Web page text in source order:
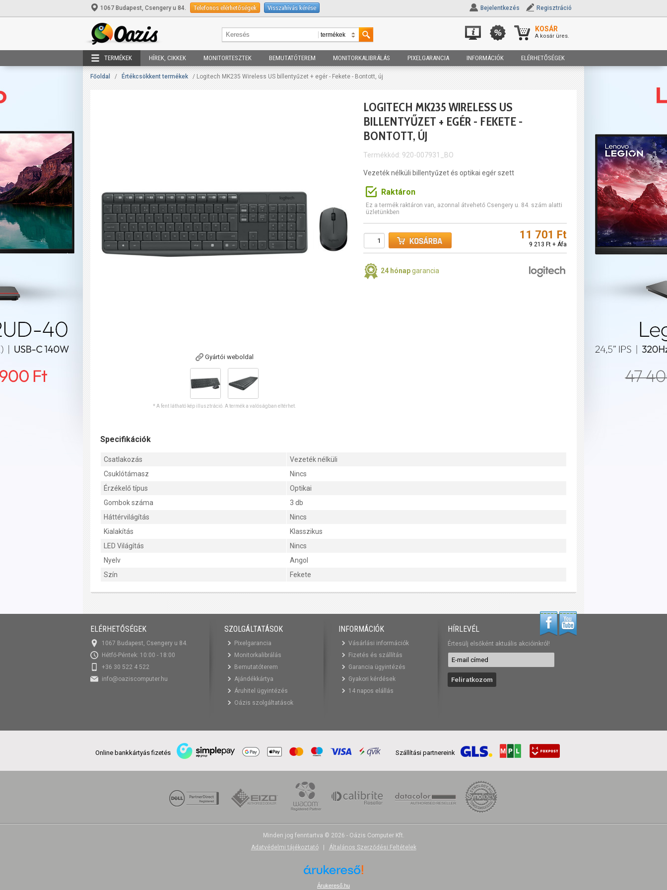
1067 Budapest, Csengery u 84. Telefonos elérhetőségek Visszahívás kérése Bejelentkezés Regisztráció
KOSÁR
A kosár üres.
TERMÉKEK HÍREK, CIKKEK MONITORTESZTEK BEMUTATÓTEREM MONITORKALIBRÁLÁS PIXELGARANCIA INFORMÁCIÓK ELÉRHETŐSÉGEK
Főoldal / Értékcsökkent termékek / Logitech MK235 Wireless US billentyűzet + egér - Fekete - Bontott, új
Gyártói weboldal
* A fent látható kép illusztráció. A termék a valóságban eltérhet.
LOGITECH MK235 WIRELESS US
BILLENTYŰZET + EGÉR - FEKETE -
BONTOTT, ÚJ
Termékkód: 920-007931_BO
Vezeték nélküli billentyűzet és optikai egér szett
Raktáron
Ez a termék raktáron van, azonnal átvehető Csengery u. 84. szám alatti
üzletünkben
11 701 Ft
9 213 Ft + Áfa
24 hónapgarancia
Specifikációk
Csatlakozás
Vezeték nélküli
Csuklótámasz
Nincs
Érzékelő típus
Optikai
Gombok száma
3 db
Háttérvilágítás
Nincs
Kialakítás
Klasszikus
LED Világítás
Nincs
Nyelv
Angol
Szín
Fekete
ELÉRHETŐSÉGEK
1067 Budapest, Csengery u 84.
Hétfő-Péntek: 10:00 - 18:00
+36 30 522 4 522
info@oaziscomputer.hu
SZOLGÁLTATÁSOK
Pixelgarancia
Monitorkalibrálás
Bemutatóterem
Ajándékkártya
Áruhitel ügyintézés
Oázis szolgáltatások
INFORMÁCIÓK
Vásárlási információk
Fizetés és szállítás
Garancia ügyintézés
Gyakori kérdések
14 napos elállás
HÍRLEVÉL
Értesülj elsőként aktuális akcióinkról!
Online bankkártyás fizetés Szállítási partnereink
Minden jog fenntartva © 2026 - Oázis Computer Kft.
Adatvédelmi tájékoztató
Általános Szerződési Feltételek
Árukereső.hu